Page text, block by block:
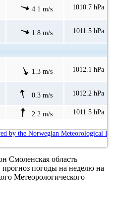
4.1 m/s 1010.7 hPa
1.8 m/s 1011.5 hPa
1.3 m/s 1012.1 hPa
0.3 m/s 1012.2 hPa
2.2 m/s 1011.5 hPa
by the Norwegian Meteorological
Смоленская область
погоды на неделю на
Метеорологического